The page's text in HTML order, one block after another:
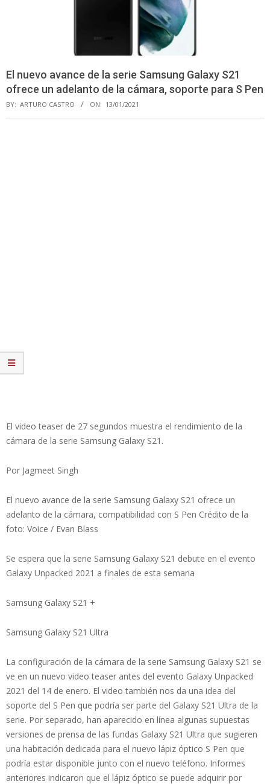
El nuevo avance de la serie Samsung Galaxy S21
ofrece un adelanto de la cámara, soporte para S Pen
BY: ARTURO CASTRO ON: 13/01/2021
El video teaser de 27 segundos muestra el rendimiento de la
cámara de la serie Samsung Galaxy S21.
Por Jagmeet Singh
El nuevo avance de la serie Samsung Galaxy S21 ofrece un
adelanto de la cámara, compatibilidad con S Pen Crédito de la
foto: Voice / Evan Blass
Se espera que la serie Samsung Galaxy S21 debute en el evento
Galaxy Unpacked 2021 a finales de esta semana
Samsung Galaxy S21 +
Samsung Galaxy S21 Ultra
La configuración de la cámara de la serie Samsung Galaxy S21 se
ve en un nuevo video teaser antes del evento Galaxy Unpacked
2021 del 14 de enero. El video también nos da una idea del
soporte del S Pen que podría ser parte del Galaxy S21 Ultra de la
serie. Por separado, han aparecido en línea algunas supuestas
versiones de prensa de las fundas Galaxy S21 Ultra que sugieren
una habitación dedicada para el nuevo lápiz óptico S Pen que
podría estar disponible junto con el nuevo teléfono. Informes
anteriores indicaron que el lápiz óptico se puede adquirir por